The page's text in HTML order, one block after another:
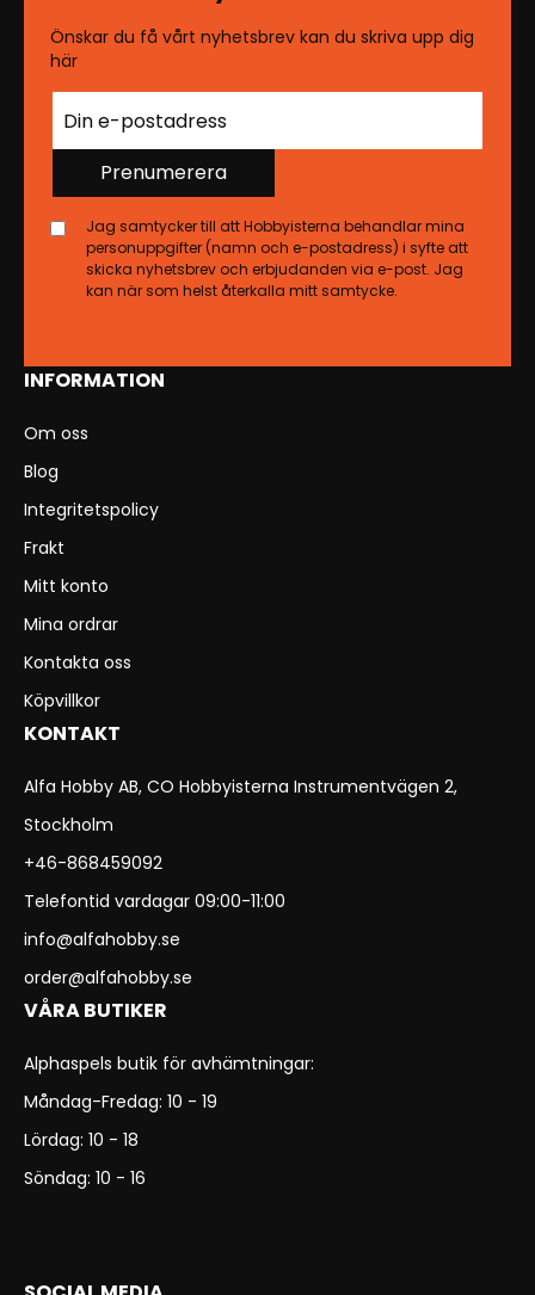
INFORMATION
Om oss
Blog
Integritetspolicy
Frakt
Mitt konto
Mina ordrar
Kontakta oss
Köpvillkor
KONTAKT
Alfa Hobby AB, CO Hobbyisterna Instrumentvägen 2,
Stockholm
+46-868459092
Telefontid vardagar 09:00-11:00
info@alfahobby.se
order@alfahobby.se
VÅRA BUTIKER
Alphaspels butik för avhämtningar:
Måndag-Fredag: 10 - 19
Lördag: 10 - 18
Söndag: 10 - 16
Önskar du få vårt nyhetsbrev kan du skriva upp dig
här
Prenumerera
Jag samtycker till att Hobbyisterna behandlar mina
personuppgifter (namn och e-postadress) i syfte att
skicka nyhetsbrev och erbjudanden via e-post. Jag
kan när som helst återkalla mitt samtycke.